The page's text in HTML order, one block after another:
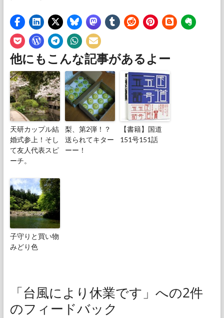
他にもこんな記事があるよー
天研カップル結
婚式参上！そし
て友人代表スピ
ーチ。
梨、第2弾！？
送られてキター
ーー！
【書籍】国道
151号151話
子守りと買い物
みどり色
「台風により休業です」への2件
のフィードバック